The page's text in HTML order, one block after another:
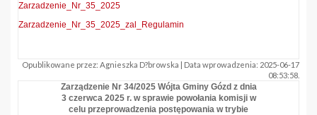
Zarzadzenie_Nr_35_2025
Zarzadzenie_Nr_35_2025_zal_Regulamin
Opublikowane przez: Agnieszka D?browska | Data wprowadzenia: 2025-06-17
08:53:58.
Zarządzenie Nr 34/2025 Wójta Gminy Gózd z dnia
3 czerwca 2025 r. w sprawie powołania komisji w
celu przeprowadzenia postępowania w trybie